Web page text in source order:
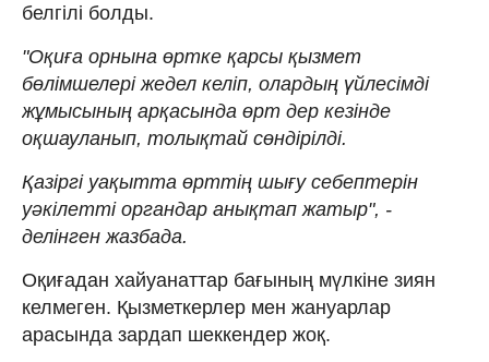
белгілі болды.
"Оқиға орнына өртке қарсы қызмет
бөлімшелері жедел келіп, олардың үйлесімді
жұмысының арқасында өрт дер кезінде
оқшауланып, толықтай сөндірілді.
Қазіргі уақытта өрттің шығу себептерін
уәкілетті органдар анықтап жатыр", -
делінген жазбада.
Оқиғадан хайуанаттар бағының мүлкіне зиян
келмеген. Қызметкерлер мен жануарлар
арасында зардап шеккендер жоқ.